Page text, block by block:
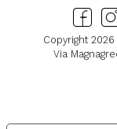
Copyright
Via